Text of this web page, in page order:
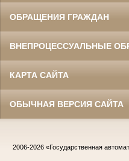
ОБРАЩЕНИЯ ГРАЖДАН
ВНЕПРОЦЕССУАЛЬНЫЕ
КАРТА САЙТА
ОБЫЧНАЯ ВЕРСИЯ САЙТА
2006-2026 «Государственная